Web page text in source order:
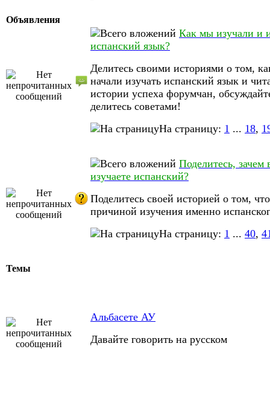
Объявления
Как мы изучали и
испанский язык?
Делитесь своими историями о том,
начали изучать испанский язык и
истории успеха форумчан,
делитесь советами!
На страницу: 1 ... 18,
Поделитесь, зачем
изучаете испанский?
Поделитесь своей историей о том,
причиной изучения именно
На страницу: 1 ... 40,
Темы
Альбасете АУ
Давайте говорить на русском